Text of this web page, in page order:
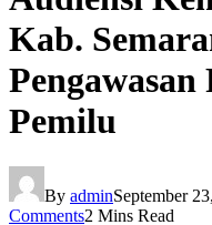
Kab.
Pemilu
By adminSeptember
Comments2 Mins Read